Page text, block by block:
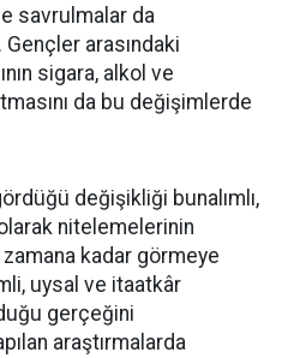
savrulmalar da
arasındaki
sigara, alkol ve
da bu değişimlerde
değişikliği bunalımlı,
nitelemelerinin
kadar görmeye
uysal ve itaatkâr
gerçeğini
araştırmalarda